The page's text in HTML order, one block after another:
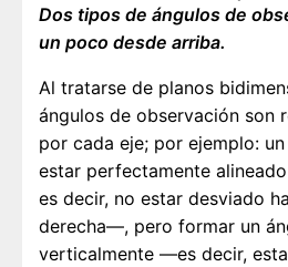
Dos tipos de ángulos de
un poco desde arriba.
Al tratarse de planos
ángulos de observación son
por cada eje; por ejemplo:
estar perfectamente
es decir, no estar desviado
derecha—, pero formar un
verticalmente —es decir,